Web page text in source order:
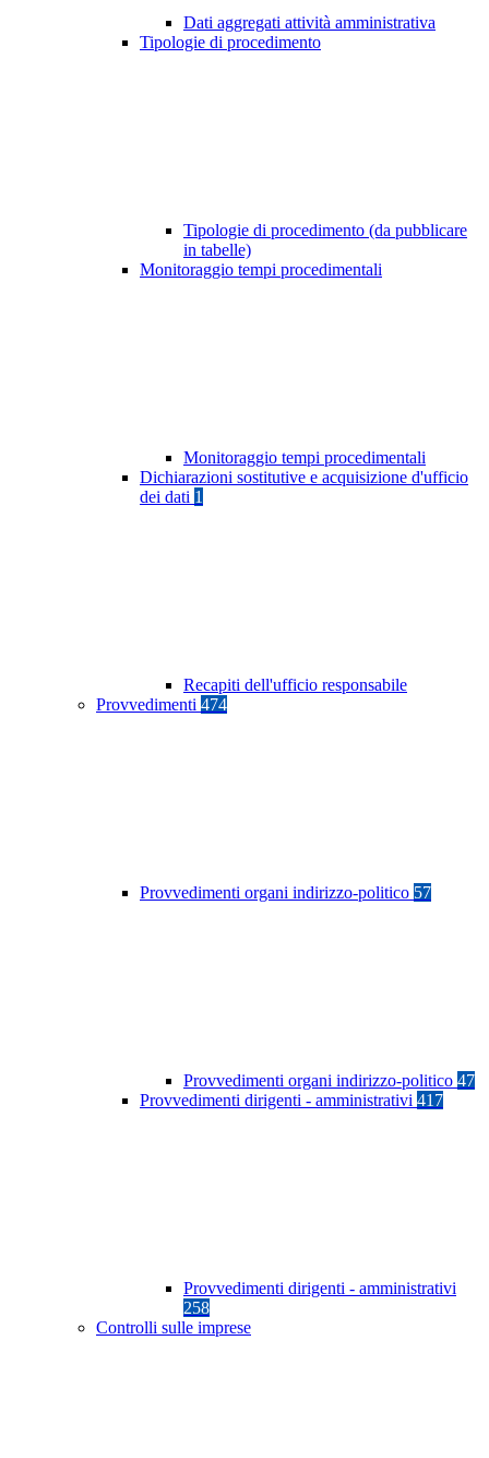
Dati aggregati attività amministrativa
Tipologie di procedimento
Tipologie di procedimento (da pubblicare
in tabelle)
Monitoraggio tempi procedimentali
Monitoraggio tempi procedimentali
Dichiarazioni sostitutive e acquisizione d'ufficio
dei dati 1
Recapiti dell'ufficio responsabile
Provvedimenti 474
Provvedimenti organi indirizzo-politico 57
Provvedimenti organi indirizzo-politico 47
Provvedimenti dirigenti - amministrativi 417
Provvedimenti dirigenti - amministrativi
258
Controlli sulle imprese